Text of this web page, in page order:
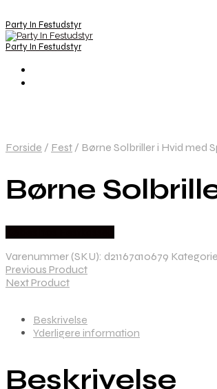
Party In Festudstyr
Party In Festudstyr
Forside / Fest / Børne Solbriller i Hvid med
Børne
Varenummer (SKU): d21167a10679
Previous Product
Next Product
Beskrivelse
Yderligere information
Beskrivelse